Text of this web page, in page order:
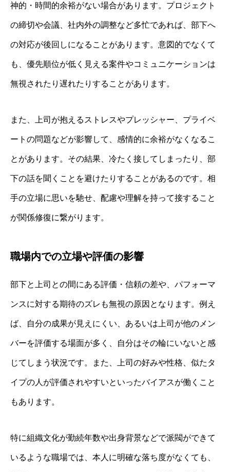
神的・時間的余裕がない場合があります。プロジェクト
の締切や会議、社内外の調整など多忙であれば、部下へ
の対応が後回しになることがあります。意図的でなくて
も、優先順位が低く見える案件やコミュニケーションは
無視されたり遅れたりすることがあります。
また、上司が抱えるストレスやプレッシャー、プライベ
ートの問題などが影響して、感情的に余裕がなくなるこ
とがあります。その結果、冷たく接してしまったり、部
下の話を聞くことを避けたりすることがあるのです。相
手の立場に思いを馳せ、配慮や理解を持って接すること
が関係修復に繋がります。
職場内での立場や評価の影響
部下と上司との間にある評価・信頼の差や、パフォーマ
ンスに対する期待のズレも無視の原因となります。例え
ば、自分の成果が見えにくい、あるいは上司が他のメン
バーを評価する場面が多く、自分はその輪にいないと感
じてしまう状況です。また、上司の好みや性格、似たタ
イプの人が評価されやすいといったバイアスが働くこと
もあります。
特に組織文化が勤続年数や出身背景などで派閥ができて
いるような職場では、本人に明確な落ち度がなくても、